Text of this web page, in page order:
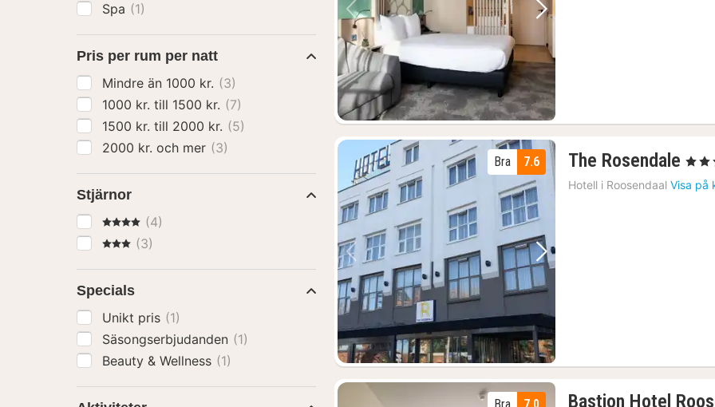
Föregående bild Nästa bild
Föregående bild Nästa bild
7.6
Bra The Rosendale 1
natt
från
, 4
Hotell i Roosendaal Visa på
Bastion Hotel
Spa (1)
Pris per rum per natt
Mindre än 1000 kr. (3)
1000 kr. till 1500 kr. (7)
1500 kr. till 2000 kr. (5)
2000 kr. och mer (3)
Stjärnor
4 Stjärnor
(4)
3 Stjärnor
(3)
Specials
Unikt pris (1)
Säsongserbjudanden (1)
Beauty & Wellness (1)